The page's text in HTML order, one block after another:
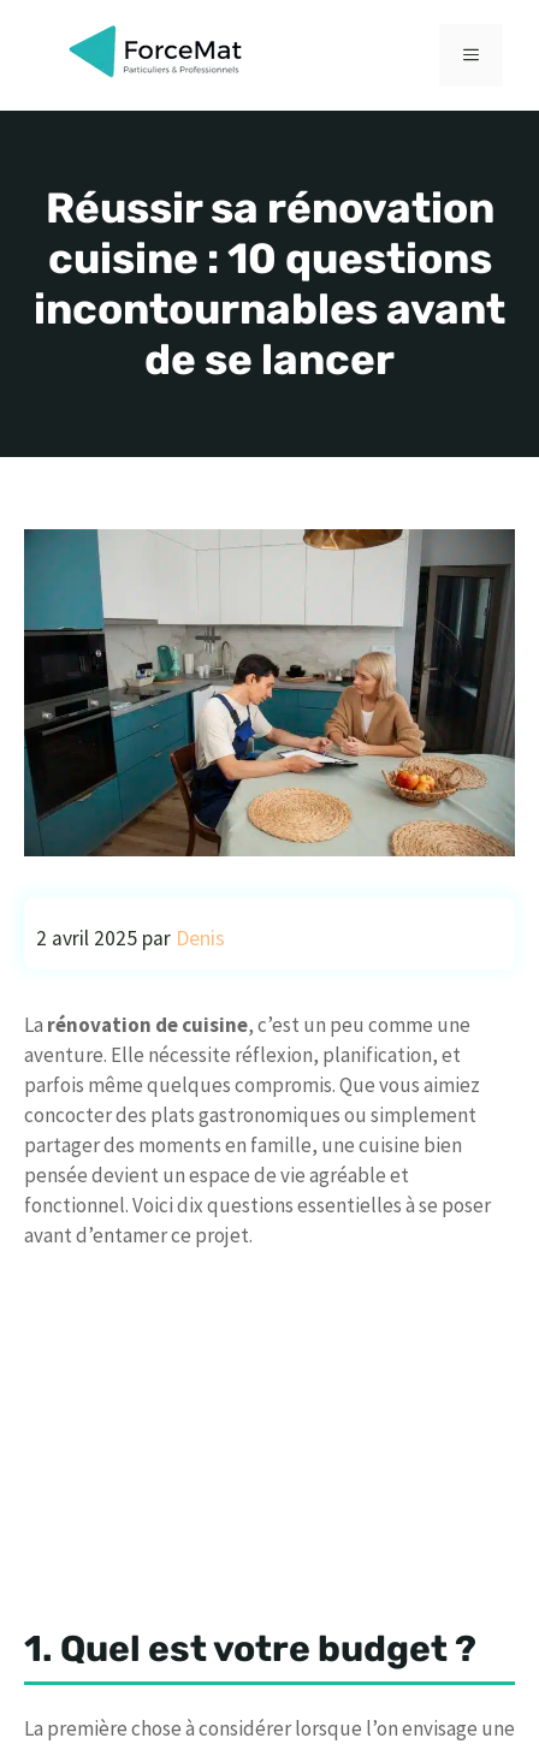
MENU
Réussir sa rénovation
cuisine : 10 questions
incontournables avant
de se lancer
2 avril 2025 par Denis
La rénovation de cuisine, c’est un peu comme une
aventure. Elle nécessite réflexion, planification, et
parfois même quelques compromis. Que vous aimiez
concocter des plats gastronomiques ou simplement
partager des moments en famille, une cuisine bien
pensée devient un espace de vie agréable et
fonctionnel. Voici dix questions essentielles à se poser
avant d’entamer ce projet.
1. Quel est votre budget ?
La première chose à considérer lorsque l’on envisage une